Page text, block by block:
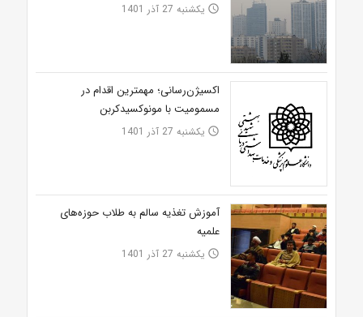
access_time یکشنبه 27 آذر 1401
اکسیژن‌رسانی؛ مهمترین اقدام در
مسمومیت با مونوکسیدکربن
access_time یکشنبه 27 آذر 1401
آموزش تغذیه سالم به طلاب حوزه‌های
علمیه
access_time یکشنبه 27 آذر 1401